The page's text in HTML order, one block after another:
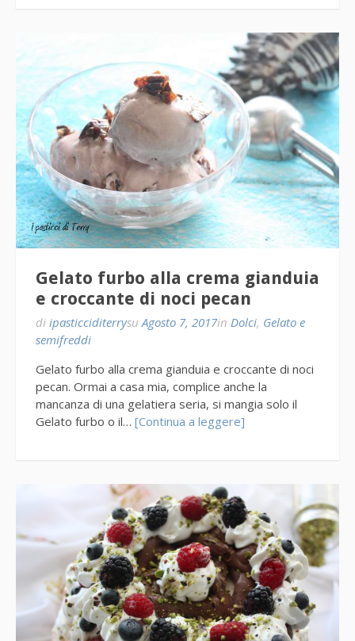
Gelato furbo alla crema gianduia
e croccante di noci pecan
di ipasticciditerrysuAgosto 7, 2017in Dolci, Gelato e
semifreddi
Gelato furbo alla crema gianduia e croccante di noci
pecan. Ormai a casa mia, complice anche la
mancanza di una gelatiera seria, si mangia solo il
Gelato furbo o il… [Continua a leggere]